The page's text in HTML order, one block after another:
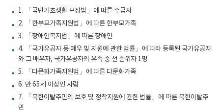
1. 「국민기초생활 보장법」에 따른 수급자
2. 「한부모가족지원법」에 따른 한부모가족
3. 「장애인복지법」에 따른 장애인
4. 「국가유공자 등 예우 및 지원에 관한 법률」에 따라 등록된 국가유공자
와 그 배우자, 국가유공자의 유족 중 선 순위자 1명
5. 「다문화가족지원법」에 따른 다문화가족
6. 만 65세 이상인 사람
7. 「북한이탈주민의 보호 및 정착지원에 관한 법률」에 따른 북한이탈주
민